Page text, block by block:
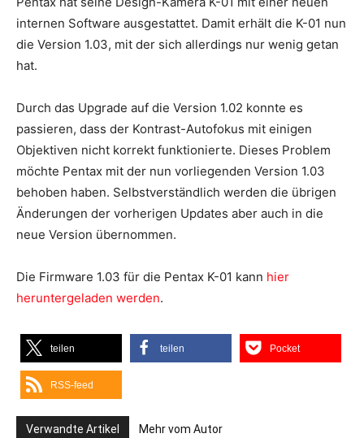
internen Software ausgestattet. Damit erhält die K-01 nun
die Version 1.03, mit der sich allerdings nur wenig getan
hat.
Durch das Upgrade auf die Version 1.02 konnte es
passieren, dass der Kontrast-Autofokus mit einigen
Objektiven nicht korrekt funktionierte. Dieses Problem
möchte Pentax mit der nun vorliegenden Version 1.03
behoben haben. Selbstverständlich werden die übrigen
Änderungen der vorherigen Updates aber auch in die
neue Version übernommen.
Die Firmware 1.03 für die Pentax K-01 kann hier
heruntergeladen werden.
teilen teilen Pocket
RSS-feed
Verwandte Artikel Mehr vom Autor